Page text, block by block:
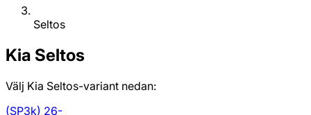
Seltos
Kia Seltos
Välj Kia Seltos-variant nedan:
(SP3k) 26-